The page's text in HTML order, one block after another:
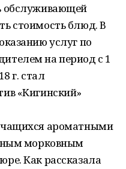
обслуживающей
стоимость блюд. В
услуг по
на период с 1
г. стал
«Кигинский»
ароматными
морковным
Как рассказала